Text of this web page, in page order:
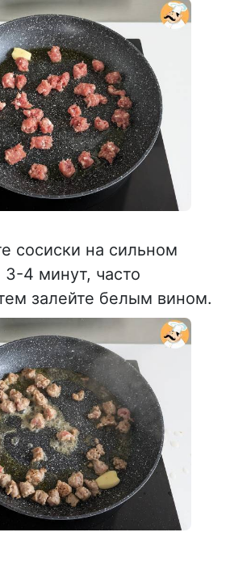
сосиски на сильном
3-4 минут, часто
залейте белым вином.